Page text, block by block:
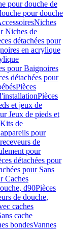
pour douche de
pour douche
Niches
Niches de
détachées pour
en acrylique
pour Baignoires
détachées pour
Pièces
Pièces
et jeux de
Jeux de pieds et
Kits de
pour
de
pour
détachées pour
pour Sans
Caches
d90Pièces
de douche,
caches
cache
bondesVannes